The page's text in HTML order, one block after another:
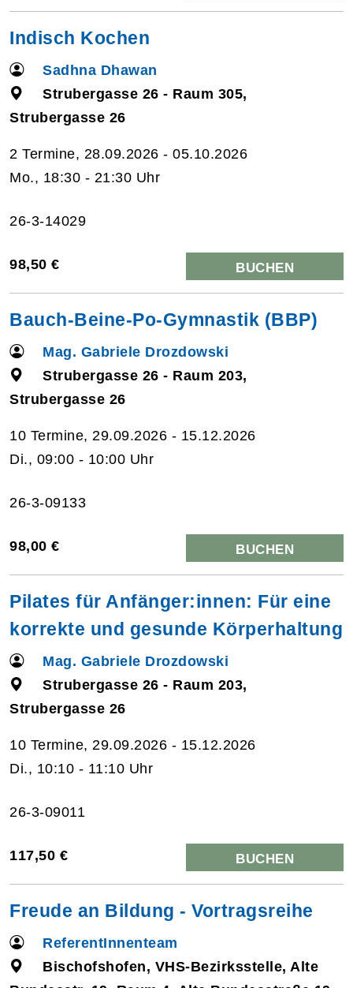
Indisch Kochen
Sadhna Dhawan
Strubergasse 26 - Raum 305,
Strubergasse 26
2 Termine, 28.09.2026 - 05.10.2026
Mo., 18:30 - 21:30 Uhr
26-3-14029
98,50 € BUCHEN
Bauch-Beine-Po-Gymnastik (BBP)
Mag. Gabriele Drozdowski
Strubergasse 26 - Raum 203,
Strubergasse 26
10 Termine, 29.09.2026 - 15.12.2026
Di., 09:00 - 10:00 Uhr
26-3-09133
98,00 € BUCHEN
Pilates für Anfänger:innen: Für eine
korrekte und gesunde Körperhaltung
Mag. Gabriele Drozdowski
Strubergasse 26 - Raum 203,
Strubergasse 26
10 Termine, 29.09.2026 - 15.12.2026
Di., 10:10 - 11:10 Uhr
26-3-09011
117,50 € BUCHEN
Freude an Bildung - Vortragsreihe
ReferentInnenteam
Bischofshofen, VHS-Bezirksstelle, Alte